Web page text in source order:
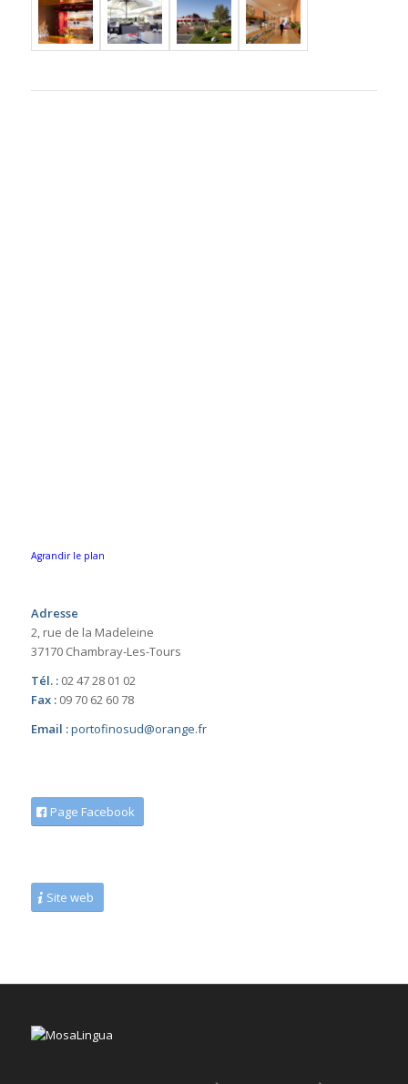
Agrandir le plan
Adresse
2, rue de la Madeleine
37170 Chambray-Les-Tours
Tél. :02 47 28 01 02
Fax :09 70 62 60 78
Email :portofinosud@orange.fr
Page Facebook
Site web